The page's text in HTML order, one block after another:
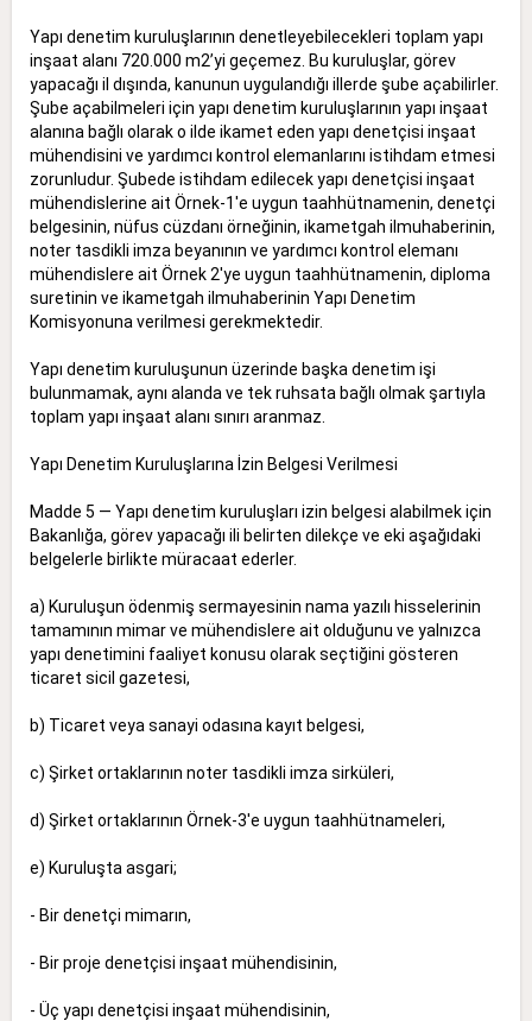
Yapı denetim kuruluşlarının denetleyebilecekleri toplam yapı
inşaat alanı 720.000 m2’yi geçemez. Bu kuruluşlar, görev
yapacağı il dışında, kanunun uygulandığı illerde şube açabilirler.
Şube açabilmeleri için yapı denetim kuruluşlarının yapı inşaat
alanına bağlı olarak o ilde ikamet eden yapı denetçisi inşaat
mühendisini ve yardımcı kontrol elemanlarını istihdam etmesi
zorunludur. Şubede istihdam edilecek yapı denetçisi inşaat
mühendislerine ait Örnek-1'e uygun taahhütnamenin, denetçi
belgesinin, nüfus cüzdanı örneğinin, ikametgah ilmuhaberinin,
noter tasdikli imza beyanının ve yardımcı kontrol elemanı
mühendislere ait Örnek 2'ye uygun taahhütnamenin, diploma
suretinin ve ikametgah ilmuhaberinin Yapı Denetim
Komisyonuna verilmesi gerekmektedir.
Yapı denetim kuruluşunun üzerinde başka denetim işi
bulunmamak, aynı alanda ve tek ruhsata bağlı olmak şartıyla
toplam yapı inşaat alanı sınırı aranmaz.
Yapı Denetim Kuruluşlarına İzin Belgesi Verilmesi
Madde 5 — Yapı denetim kuruluşları izin belgesi alabilmek için
Bakanlığa, görev yapacağı ili belirten dilekçe ve eki aşağıdaki
belgelerle birlikte müracaat ederler.
a) Kuruluşun ödenmiş sermayesinin nama yazılı hisselerinin
tamamının mimar ve mühendislere ait olduğunu ve yalnızca
yapı denetimini faaliyet konusu olarak seçtiğini gösteren
ticaret sicil gazetesi,
b) Ticaret veya sanayi odasına kayıt belgesi,
c) Şirket ortaklarının noter tasdikli imza sirküleri,
d) Şirket ortaklarının Örnek-3'e uygun taahhütnameleri,
e) Kuruluşta asgari;
- Bir denetçi mimarın,
- Bir proje denetçisi inşaat mühendisinin,
- Üç yapı denetçisi inşaat mühendisinin,